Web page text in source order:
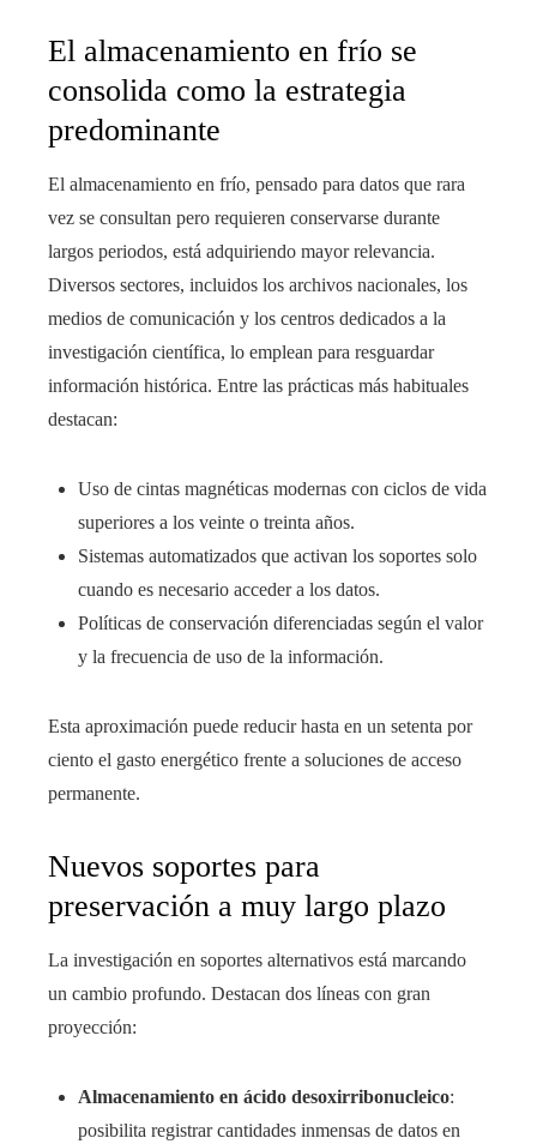
El almacenamiento en frío se
consolida como la estrategia
predominante
El almacenamiento en frío, pensado para datos que rara
vez se consultan pero requieren conservarse durante
largos periodos, está adquiriendo mayor relevancia.
Diversos sectores, incluidos los archivos nacionales, los
medios de comunicación y los centros dedicados a la
investigación científica, lo emplean para resguardar
información histórica. Entre las prácticas más habituales
destacan:
Uso de cintas magnéticas modernas con ciclos de vida
superiores a los veinte o treinta años.
Sistemas automatizados que activan los soportes solo
cuando es necesario acceder a los datos.
Políticas de conservación diferenciadas según el valor
y la frecuencia de uso de la información.
Esta aproximación puede reducir hasta en un setenta por
ciento el gasto energético frente a soluciones de acceso
permanente.
Nuevos soportes para
preservación a muy largo plazo
La investigación en soportes alternativos está marcando
un cambio profundo. Destacan dos líneas con gran
proyección:
Almacenamiento en ácido desoxirribonucleico:
posibilita registrar cantidades inmensas de datos en